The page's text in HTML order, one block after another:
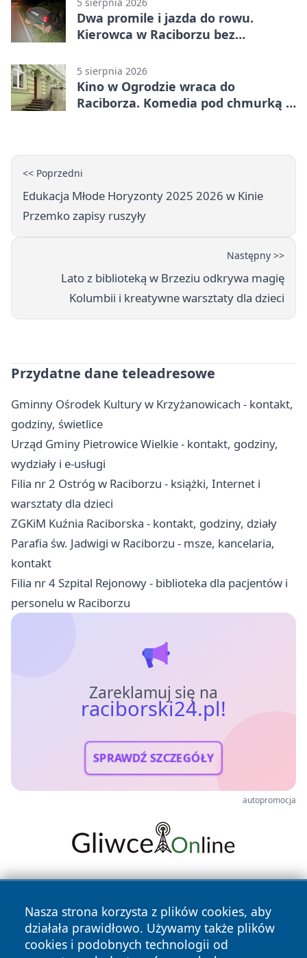
Dwa promile i jazda do rowu.
Kierowca w Raciborzu bez
5 sierpnia 2026
Kino w Ogrodzie wraca do
Raciborza. Komedia pod chmurką w
<< Poprzedni
Edukacja Młode Horyzonty 2025 2026 w Kinie
Przemko zapisy ruszyły
Następny >>
Lato z biblioteką w Brzeziu odkrywa magię
Kolumbii i kreatywne warsztaty dla dzieci
Przydatne dane teleadresowe
Gminny Ośrodek Kultury w Krzyżanowicach - kontakt,
godziny, świetlice
Urząd Gminy Pietrowice Wielkie - kontakt, godziny,
wydziały i e-usługi
Filia nr 2 Ostróg w Raciborzu - książki, Internet i
warsztaty dla dzieci
ZGKiM Kuźnia Raciborska - kontakt, godziny, działy
Parafia św. Jadwigi w Raciborzu - msze, kancelaria,
kontakt
Filia nr 4 Szpital Rejonowy - biblioteka dla pacjentów i
personelu w Raciborzu
Zareklamuj się na
raciborski24.pl!
SPRAWDŹ SZCZEGÓŁY
autopromocja
Nasza strona korzysta z plików cookies, aby
działała prawidłowo. Używamy także plików
cookies i podobnych technologii od